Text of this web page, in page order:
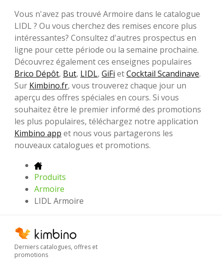
Vous n'avez pas trouvé Armoire dans le catalogue
LIDL ? Ou vous cherchez des remises encore plus
intéressantes? Consultez d'autres prospectus en
ligne pour cette période ou la semaine prochaine.
Découvrez également ces enseignes populaires
Brico Dépôt, But, LIDL, GiFi etCocktail Scandinave.
Sur Kimbino.fr, vous trouverez chaque jour un
aperçu des offres spéciales en cours. Si vous
souhaitez être le premier informé des promotions
les plus populaires, téléchargez notre application
Kimbino app et nous vous partagerons les
nouveaux catalogues et promotions.
Produits
Armoire
LIDL Armoire
Derniers catalogues, offres et
promotions